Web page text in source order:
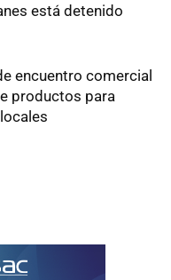
está detenido
encuentro comercial
productos para